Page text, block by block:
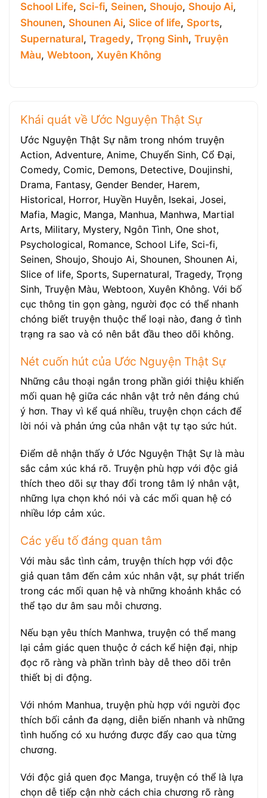
School Life, Sci-fi, Seinen, Shoujo, Shoujo Ai,
Shounen, Shounen Ai, Slice of life, Sports,
Supernatural, Tragedy, Trọng Sinh, Truyện
Màu, Webtoon, Xuyên Không
Khái quát về Ước Nguyện Thật Sự
Ước Nguyện Thật Sự nằm trong nhóm truyện
Action, Adventure, Anime, Chuyển Sinh, Cổ Đại,
Comedy, Comic, Demons, Detective, Doujinshi,
Drama, Fantasy, Gender Bender, Harem,
Historical, Horror, Huyền Huyễn, Isekai, Josei,
Mafia, Magic, Manga, Manhua, Manhwa, Martial
Arts, Military, Mystery, Ngôn Tình, One shot,
Psychological, Romance, School Life, Sci-fi,
Seinen, Shoujo, Shoujo Ai, Shounen, Shounen Ai,
Slice of life, Sports, Supernatural, Tragedy, Trọng
Sinh, Truyện Màu, Webtoon, Xuyên Không. Với bố
cục thông tin gọn gàng, người đọc có thể nhanh
chóng biết truyện thuộc thể loại nào, đang ở tình
trạng ra sao và có nên bắt đầu theo dõi không.
Nét cuốn hút của Ước Nguyện Thật Sự
Những câu thoại ngắn trong phần giới thiệu khiến
mối quan hệ giữa các nhân vật trở nên đáng chú
ý hơn. Thay vì kể quá nhiều, truyện chọn cách để
lời nói và phản ứng của nhân vật tự tạo sức hút.
Điểm dễ nhận thấy ở Ước Nguyện Thật Sự là màu
sắc cảm xúc khá rõ. Truyện phù hợp với độc giả
thích theo dõi sự thay đổi trong tâm lý nhân vật,
những lựa chọn khó nói và các mối quan hệ có
nhiều lớp cảm xúc.
Các yếu tố đáng quan tâm
Với màu sắc tình cảm, truyện thích hợp với độc
giả quan tâm đến cảm xúc nhân vật, sự phát triển
trong các mối quan hệ và những khoảnh khắc có
thể tạo dư âm sau mỗi chương.
Nếu bạn yêu thích Manhwa, truyện có thể mang
lại cảm giác quen thuộc ở cách kể hiện đại, nhịp
đọc rõ ràng và phần trình bày dễ theo dõi trên
thiết bị di động.
Với nhóm Manhua, truyện phù hợp với người đọc
thích bối cảnh đa dạng, diễn biến nhanh và những
tình huống có xu hướng được đẩy cao qua từng
chương.
Với độc giả quen đọc Manga, truyện có thể là lựa
chọn dễ tiếp cận nhờ cách chia chương rõ ràng